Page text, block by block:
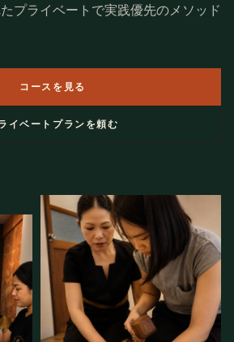
プライベートで実践優先のメソッド
コースを見る
イベートプランを頼む